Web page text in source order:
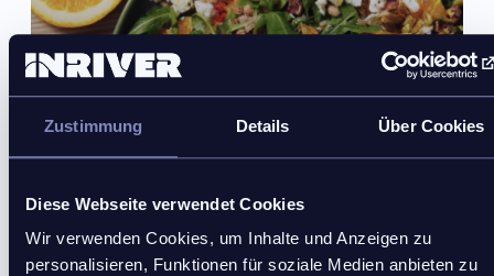
Zustimmung Details Über Cookies
Diese Webseite verwendet Cookies
Wir verwenden Cookies, um Inhalte und Anzeigen zu
personalisieren, Funktionen für soziale Medien anbieten zu